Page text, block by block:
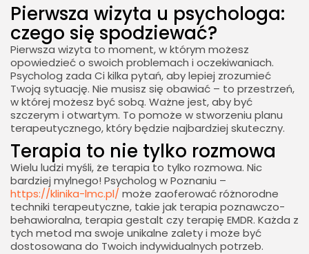
Pierwsza wizyta u psychologa:
czego się spodziewać?
Pierwsza wizyta to moment, w którym możesz
opowiedzieć o swoich problemach i oczekiwaniach.
Psycholog zada Ci kilka pytań, aby lepiej zrozumieć
Twoją sytuację. Nie musisz się obawiać – to przestrzeń,
w której możesz być sobą. Ważne jest, aby być
szczerym i otwartym. To pomoże w stworzeniu planu
terapeutycznego, który będzie najbardziej skuteczny.
Terapia to nie tylko rozmowa
Wielu ludzi myśli, że terapia to tylko rozmowa. Nic
bardziej mylnego! Psycholog w Poznaniu –
https://klinika-lmc.pl/ może zaoferować różnorodne
techniki terapeutyczne, takie jak terapia poznawczo-
behawioralna, terapia gestalt czy terapię EMDR. Każda z
tych metod ma swoje unikalne zalety i może być
dostosowana do Twoich indywidualnych potrzeb.